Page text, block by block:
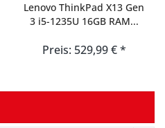
Lenovo ThinkPad X13 Gen
3 i5-1235U 16GB RAM...
Preis: 529,99 € *